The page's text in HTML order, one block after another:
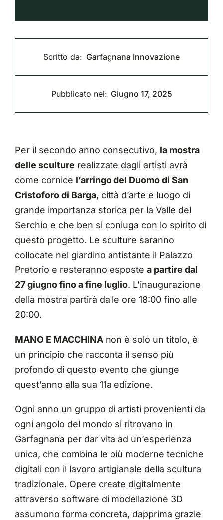
Scritto da: Garfagnana Innovazione
Pubblicato nel: Giugno 17, 2025
Per il secondo anno consecutivo, la mostra
delle sculture realizzate dagli artisti avrà
come cornice l’arringo del Duomo di San
Cristoforo di Barga, città d’arte e luogo di
grande importanza storica per la Valle del
Serchio e che ben si coniuga con lo spirito di
questo progetto. Le sculture saranno
collocate nel giardino antistante il Palazzo
Pretorio e resteranno esposte a partire dal
27 giugno fino a fine luglio. L’inaugurazione
della mostra partirà dalle ore 18:00 fino alle
20:00.
MANO E MACCHINAnon è solo un titolo, è
un principio che racconta il senso più
profondo di questo evento che giunge
quest’anno alla sua 11a edizione.
Ogni anno un gruppo di artisti provenienti da
ogni angolo del mondo si ritrovano in
Garfagnana per dar vita ad un’esperienza
unica, che combina le più moderne tecniche
digitali con il lavoro artigianale della scultura
tradizionale. Opere create digitalmente
attraverso software di modellazione 3D
assumono forma concreta, dapprima grazie